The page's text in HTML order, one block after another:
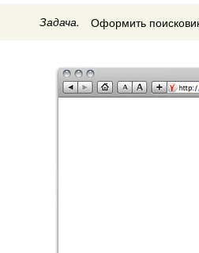
Задача. Оформить